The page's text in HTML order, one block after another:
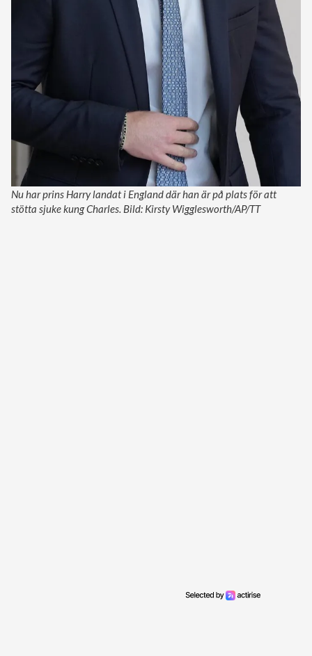
Nu har prins Harry landat i England där han är på plats för att
stötta sjuke kung Charles. Bild: Kirsty Wigglesworth/AP/TT